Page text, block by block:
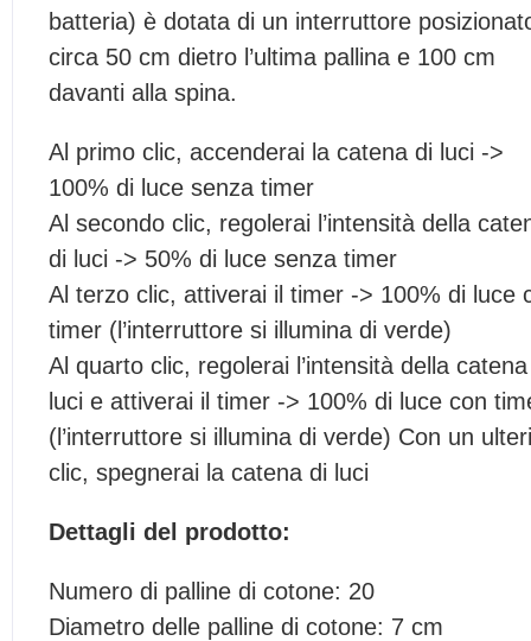
batteria) è dotata di un interruttore
circa 50 cm dietro l’ultima pallina e 100 cm
davanti alla spina.
Al primo clic, accenderai la catena di luci ->
100% di luce senza timer
Al secondo clic, regolerai l’intensità della
di luci -> 50% di luce senza timer
Al terzo clic, attiverai il timer -> 100% di luce
timer (l’interruttore si illumina di verde)
Al quarto clic, regolerai l’intensità della
luci e attiverai il timer -> 100% di luce con
(l’interruttore si illumina di verde) Con un
clic, spegnerai la catena di luci
Dettagli del prodotto:
Numero di palline di cotone: 20
Diametro delle palline di cotone: 7 cm